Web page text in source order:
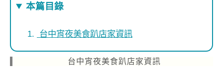
本篇目錄
台中宵夜美食趴店家資訊
台中宵夜美食趴店家資訊